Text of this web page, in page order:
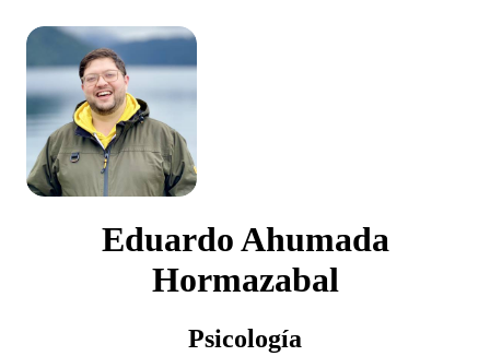
Eduardo Ahumada
Hormazabal
Psicología